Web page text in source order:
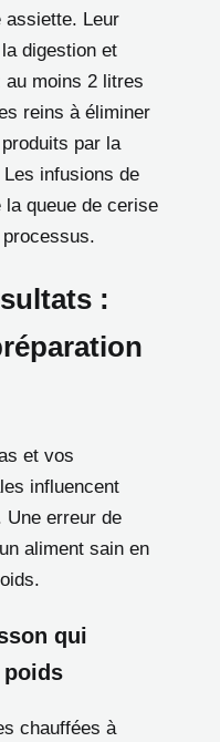
assiette. Leur
digestion et
au moins 2 litres
reins à éliminer
par la
infusions de
queue de cerise
:
et vos
influencent
erreur de
aliment sain en
qui
poids
chauffées à